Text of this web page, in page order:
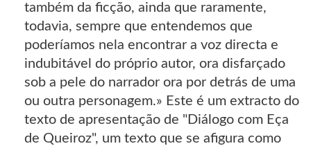
também da ficção, ainda que raramente,
todavia, sempre que entendemos que
poderíamos nela encontrar a voz directa e
indubitável do próprio autor, ora disfarçado
sob a pele do narrador ora por detrás de uma
ou outra personagem.» Este é um extracto do
texto de apresentação de "Diálogo com Eça
de Queiroz", um texto que se afigura como